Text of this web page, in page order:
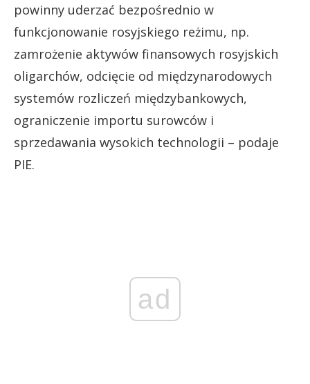
powinny uderzać bezpośrednio w
funkcjonowanie rosyjskiego reżimu, np.
zamrożenie aktywów finansowych rosyjskich
oligarchów, odcięcie od międzynarodowych
systemów rozliczeń międzybankowych,
ograniczenie importu surowców i
sprzedawania wysokich technologii – podaje
PIE.
ad